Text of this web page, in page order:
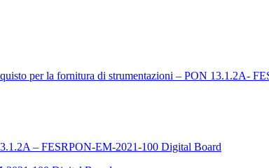
per la fornitura di strumentazioni – PON 13.1.2A-
– FESRPON-EM-2021-100 Digital Board